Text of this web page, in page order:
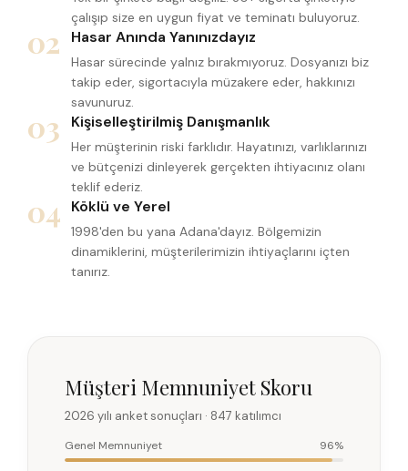
çalışıp size en uygun fiyat ve teminatı buluyoruz.
02 Hasar Anında Yanınızdayız
Hasar sürecinde yalnız bırakmıyoruz. Dosyanızı biz
takip eder, sigortacıyla müzakere eder, hakkınızı
savunuruz.
03 Kişiselleştirilmiş Danışmanlık
Her müşterinin riski farklıdır. Hayatınızı, varlıklarınızı
ve bütçenizi dinleyerek gerçekten ihtiyacınız olanı
teklif ederiz.
04 Köklü ve Yerel
1998'den bu yana Adana'dayız. Bölgemizin
dinamiklerini, müşterilerimizin ihtiyaçlarını içten
tanırız.
Müşteri Memnuniyet Skoru
2026 yılı anket sonuçları · 847 katılımcı
Genel Memnuniyet 96%